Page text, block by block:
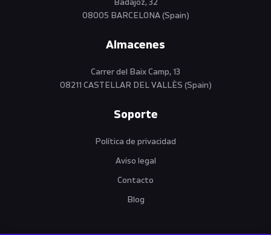
Badajoz, 32
08005 BARCELONA (Spain)
Almacenes
Carrer del Baix Camp, 13
08211 CASTELLAR DEL VALLÈS (Spain)
Soporte
Política de privacidad
Aviso legal
Contacto
Blog